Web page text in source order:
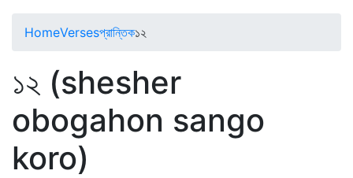
HomeVersesপ্রান্তিক১২
১২ (shesher
obogahon sango
koro)